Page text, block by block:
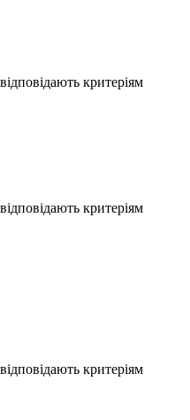
критеріям
критеріям
критеріям